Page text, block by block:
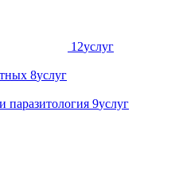
12услуг
8услуг
9услуг